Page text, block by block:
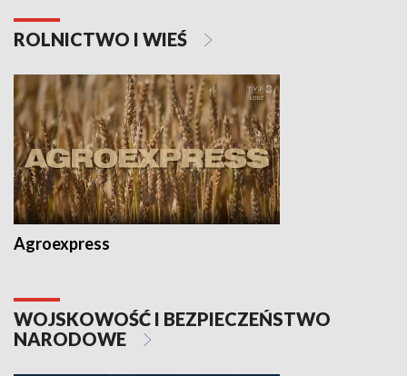
ROLNICTWO I WIEŚ
Agroexpress
WOJSKOWOŚĆ I BEZPIECZEŃSTWO
NARODOWE